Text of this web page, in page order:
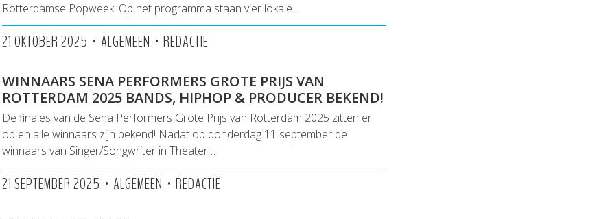
Rotterdamse Popweek! Op het programma staan vier lokale…
21 OKTOBER 2025 • ALGEMEEN • REDACTIE
WINNAARS SENA PERFORMERS GROTE PRIJS VAN
ROTTERDAM 2025 BANDS, HIPHOP & PRODUCER BEKEND!
De finales van de Sena Performers Grote Prijs van Rotterdam 2025 zitten er
op en alle winnaars zijn bekend! Nadat op donderdag 11 september de
winnaars van Singer/Songwriter in Theater…
21 SEPTEMBER 2025 • ALGEMEEN • REDACTIE